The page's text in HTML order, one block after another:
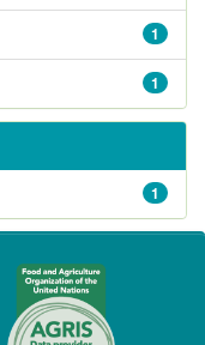
1
1
1